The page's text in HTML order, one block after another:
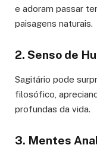
e adoram passar
paisagens naturais.
2. Senso de
Sagitário pode
filosófico,
profundas da vida.
3. Mentes